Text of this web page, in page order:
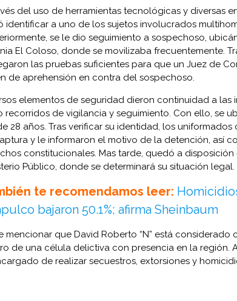
del uso de herramientas tecnológicas y diversas
identificar a uno de los sujetos involucrados
se le dio seguimiento a sospechoso,
El Coloso, donde se movilizaba frecuentemente.
las pruebas suficientes para que un Juez de
de aprehensión en contra del sospechoso.
elementos de seguridad dieron continuidad a las
recorridos de vigilancia y seguimiento. Con ello, se
de 28 años. Tras verificar su identidad, los
y le informaron el motivo de la detención, así
constitucionales. Mas tarde, quedó a
Público, donde se determinará su situación legal.
te recomendamos leer:
bajaron 50.1%; afirma Sheinbaum
mencionar que David Roberto “N” está
de una célula delictiva con presencia en la región.
de realizar secuestros, extorsiones y